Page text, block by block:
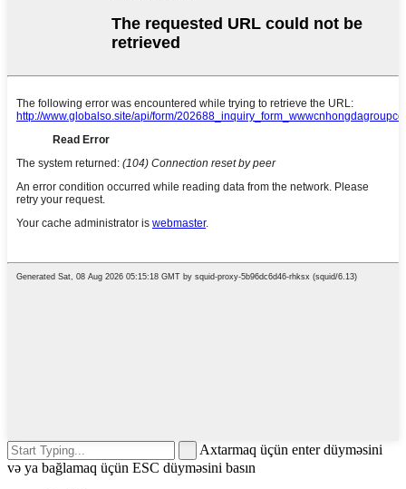
Axtarmaq üçün enter düyməsini
və ya bağlamaq üçün ESC düyməsini basın